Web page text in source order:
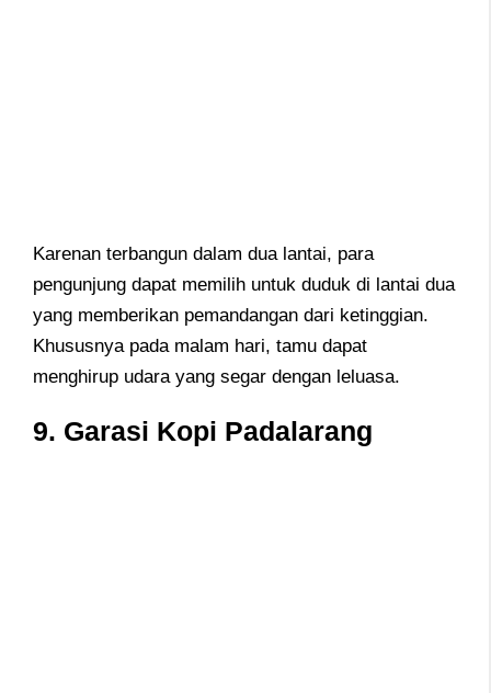
Karenan terbangun dalam dua lantai, para
pengunjung dapat memilih untuk duduk di lantai dua
yang memberikan pemandangan dari ketinggian.
Khususnya pada malam hari, tamu dapat
menghirup udara yang segar dengan leluasa.
9. Garasi Kopi Padalarang